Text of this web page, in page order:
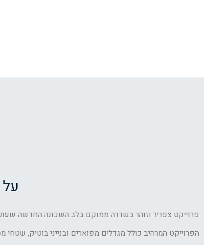
פרוייקט צפריר וזוהר בשדרה ממוקם בלב השכונה החדשה
הפרוייקט המרהיב כולל מגדלים מפוארים ובנייני בוטיק,